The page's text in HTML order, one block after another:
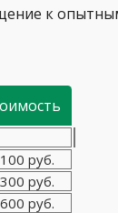
к опытным
руб.
руб.
руб.